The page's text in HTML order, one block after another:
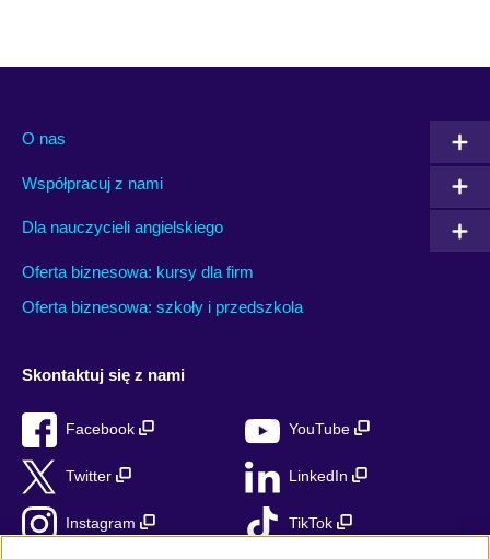
O nas
Współpracuj z nami
Dla nauczycieli angielskiego
Oferta biznesowa: kursy dla firm
Oferta biznesowa: szkoły i przedszkola
Skontaktuj się z nami
Facebook YouTube
Twitter LinkedIn
Instagram TikTok